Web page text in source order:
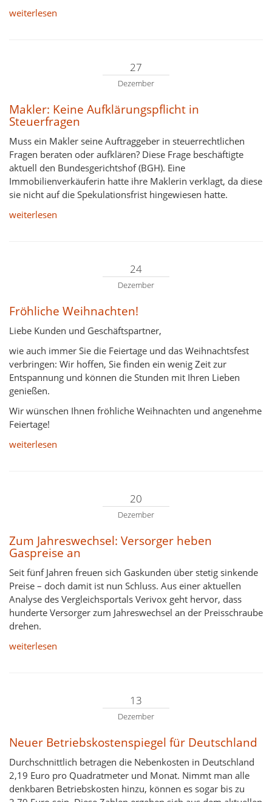
weiterlesen
27
Dezember
Makler: Keine Aufklärungspflicht in
Steuerfragen
Muss ein Makler seine Auftraggeber in steuerrechtlichen
Fragen beraten oder aufklären? Diese Frage beschäftigte
aktuell den Bundesgerichtshof (BGH). Eine
Immobilienverkäuferin hatte ihre Maklerin verklagt, da diese
sie nicht auf die Spekulationsfrist hingewiesen hatte.
weiterlesen
24
Dezember
Fröhliche Weihnachten!
Liebe Kunden und Geschäftspartner,
wie auch immer Sie die Feiertage und das Weihnachtsfest
verbringen: Wir hoffen, Sie finden ein wenig Zeit zur
Entspannung und können die Stunden mit Ihren Lieben
genießen.
Wir wünschen Ihnen fröhliche Weihnachten und angenehme
Feiertage!
weiterlesen
20
Dezember
Zum Jahreswechsel: Versorger heben
Gaspreise an
Seit fünf Jahren freuen sich Gaskunden über stetig sinkende
Preise – doch damit ist nun Schluss. Aus einer aktuellen
Analyse des Vergleichsportals Verivox geht hervor, dass
hunderte Versorger zum Jahreswechsel an der Preisschraube
drehen.
weiterlesen
13
Dezember
Neuer Betriebskostenspiegel für Deutschland
Durchschnittlich betragen die Nebenkosten in Deutschland
2,19 Euro pro Quadratmeter und Monat. Nimmt man alle
denkbaren Betriebskosten hinzu, können es sogar bis zu